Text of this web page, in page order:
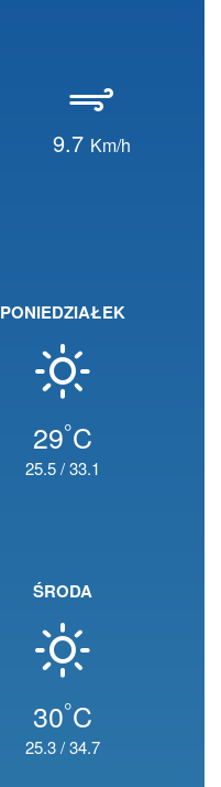
9.7 Km/h
PONIEDZIAŁEK
29°C
25.5/33.1
ŚRODA
30°C
25.3/34.7